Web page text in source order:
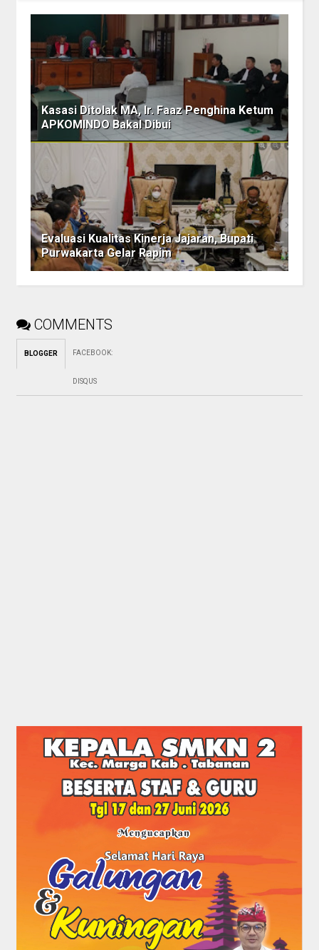
Kasasi Ditolak MA, Ir. Faaz Penghina Ketum
APKOMINDO Bakal Dibui
Evaluasi Kualitas Kinerja Jajaran, Bupati
Purwakarta Gelar Rapim
COMMENTS
BLOGGER FACEBOOK:
DISQUS